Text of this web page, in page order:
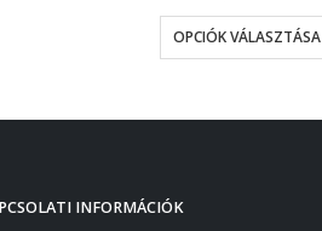
OPCIÓK VÁLASZTÁSA
INFORMÁCIÓK